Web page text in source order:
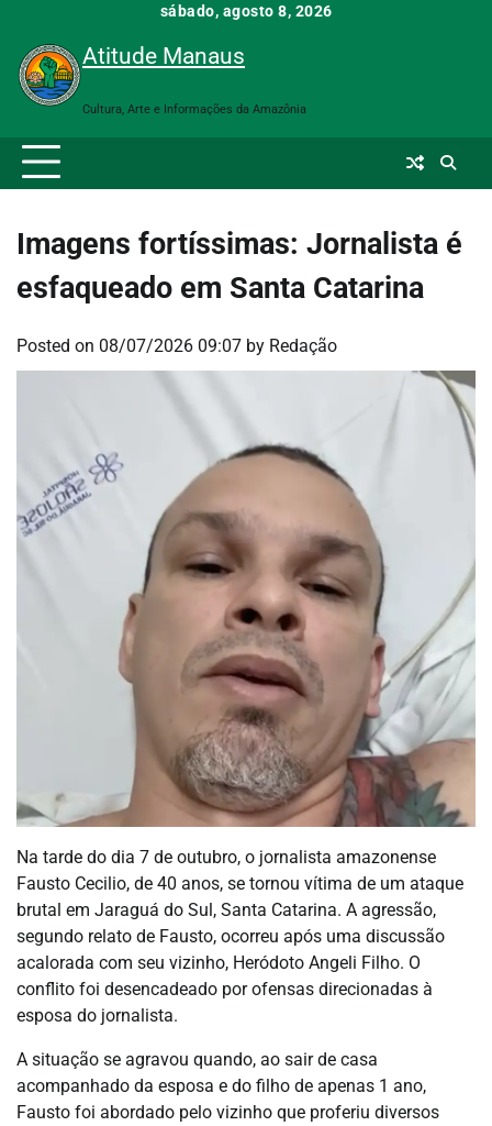
content
sábado, agosto 8, 2026
Atitude Manaus
Cultura, Arte e Informações da Amazônia
Imagens fortíssimas: Jornalista é
esfaqueado em Santa Catarina
Posted on 08/07/2026 09:07 by Redação
Na tarde do dia 7 de outubro, o jornalista amazonense
Fausto Cecilio, de 40 anos, se tornou vítima de um ataque
brutal em Jaraguá do Sul, Santa Catarina. A agressão,
segundo relato de Fausto, ocorreu após uma discussão
acalorada com seu vizinho, Heródoto Angeli Filho. O
conflito foi desencadeado por ofensas direcionadas à
esposa do jornalista.
A situação se agravou quando, ao sair de casa
acompanhado da esposa e do filho de apenas 1 ano,
Fausto foi abordado pelo vizinho que proferiu diversos